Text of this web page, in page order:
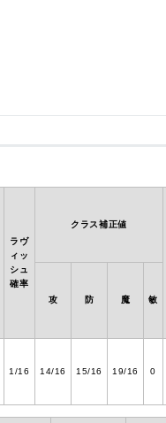
ラヴ
ィッ
シュ
確率
クラス補正値
攻 防 魔 敏
1/16 14/16 15/16 19/16 0